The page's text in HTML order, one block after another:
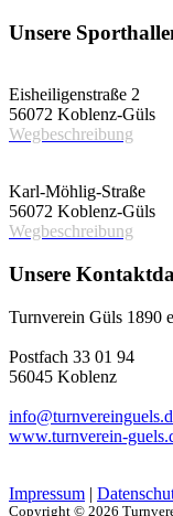
Unsere
Eisheiligenstraße 2
56072 Koblenz-Güls
Wegbeschreibung
Karl-Möhlig-Straße
56072 Koblenz-Güls
Wegbeschreibung
Unsere
Turnverein Güls 1890
Postfach 33 01 94
56045 Koblenz
www.turnverein-
Impressum |
Copyright © 2026